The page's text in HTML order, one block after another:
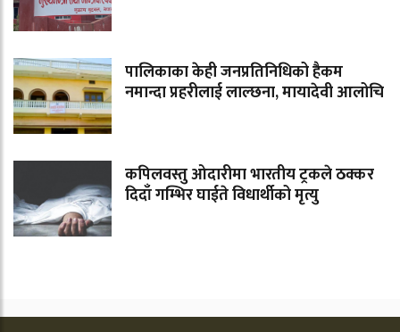
पालिकाका केही जनप्रतिनिधिको हैकम
नमान्दा प्रहरीलाई लाल्छना, मायादेवी आलोचि
कपिलवस्तु ओदारीमा भारतीय ट्रकले ठक्कर
दिदाँ गम्भिर घाईते विधार्थीको मृत्यु